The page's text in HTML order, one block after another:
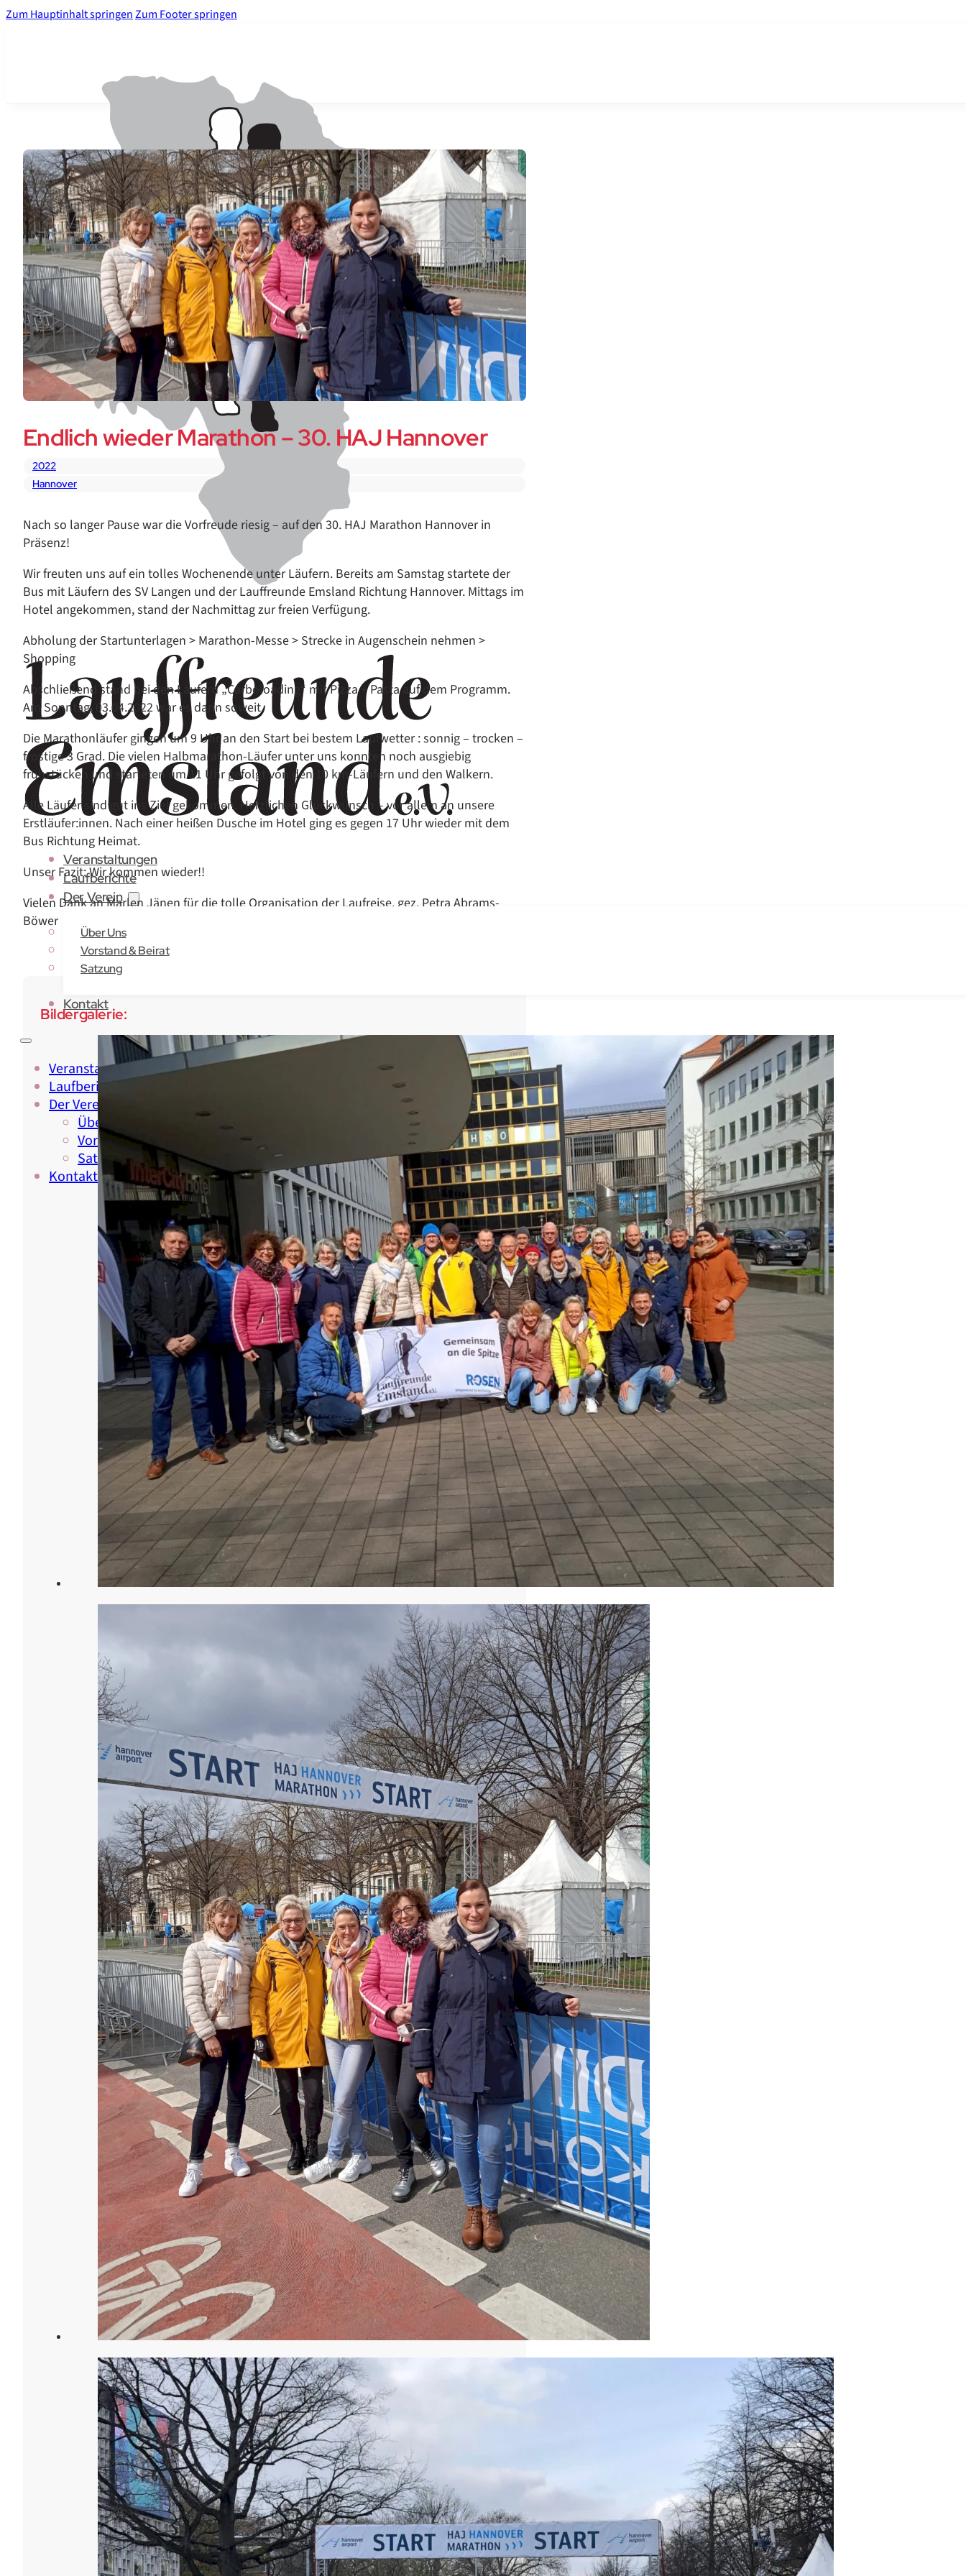
Zum Hauptinhalt springenZum Footer springen
Veranstaltungen
Laufberichte
Der Verein
Über Uns
Vorstand & Beirat
Satzung
Kontakt
Veranstaltungen
Laufberichte
Der Verein
Über Uns
Vorstand & Beirat
Satzung
Kontakt
Endlich wieder Marathon – 30. HAJ Hannover
2022
Hannover
Nach so langer Pause war die Vorfreude riesig – auf den 30. HAJ Marathon Hannover in
Präsenz!
Wir freuten uns auf ein tolles Wochenende unter Läufern. Bereits am Samstag startete der
Bus mit Läufern des SV Langen und der Lauffreunde Emsland Richtung Hannover. Mittags im
Hotel angekommen, stand der Nachmittag zur freien Verfügung.
Abholung der Startunterlagen > Marathon-Messe > Strecke in Augenschein nehmen >
Shopping
Abschließend stand bei den Läufern „Carboloading“ mit Pizza + Pasta auf dem Programm.
Am Sonntag, 03.04.2022 war es dann soweit.
Die Marathonläufer gingen um 9 Uhr an den Start bei bestem Laufwetter : sonnig – trocken –
frostige 3 Grad. Die vielen Halbmarathon-Läufer unter uns konnten noch ausgiebig
frühstücken und starteten um 11 Uhr gefolgt von den 10 km-Läufern und den Walkern.
Alle Läufer sind gut ins Ziel gekommen. Herzlichen Glückwunsch – vor allem an unsere
Erstläufer:innen. Nach einer heißen Dusche im Hotel ging es gegen 17 Uhr wieder mit dem
Bus Richtung Heimat.
Unser Fazit: Wir kommen wieder!!
Vielen Dank an Marlen Jänen für die tolle Organisation der Laufreise. gez. Petra Abrams-
Böwer
Bildergalerie: